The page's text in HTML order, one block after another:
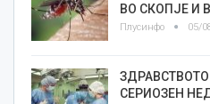
ВО СКОПЈЕ И
Плусинфо 05/
СЕРИОЗЕН